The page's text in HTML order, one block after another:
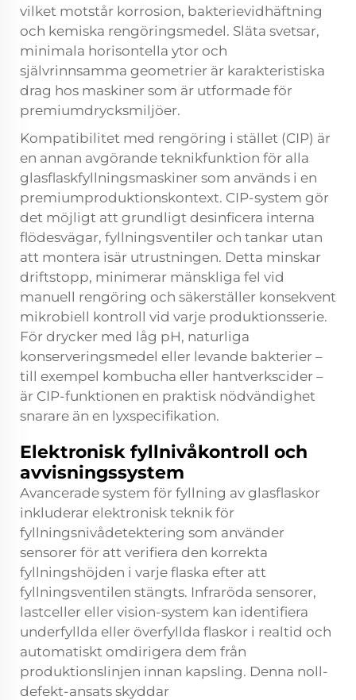
vilket motstår korrosion, bakterievidhäftning
och kemiska rengöringsmedel. Släta svetsar,
minimala horisontella ytor och
självrinnsamma geometrier är karakteristiska
drag hos maskiner som är utformade för
premiumdrycksmiljöer.
Kompatibilitet med rengöring i stället (CIP) är
en annan avgörande teknikfunktion för alla
glasflaskfyllningsmaskiner som används i en
premiumproduktionskontext. CIP-system gör
det möjligt att grundligt desinficera interna
flödesvägar, fyllningsventiler och tankar utan
att montera isär utrustningen. Detta minskar
driftstopp, minimerar mänskliga fel vid
manuell rengöring och säkerställer konsekvent
mikrobiell kontroll vid varje produktionsserie.
För drycker med låg pH, naturliga
konserveringsmedel eller levande bakterier –
till exempel kombucha eller hantverkscider –
är CIP-funktionen en praktisk nödvändighet
snarare än en lyxspecifikation.
Elektronisk fyllnivåkontroll och
avvisningssystem
Avancerade system för fyllning av glasflaskor
inkluderar elektronisk teknik för
fyllningsnivådetektering som använder
sensorer för att verifiera den korrekta
fyllningshöjden i varje flaska efter att
fyllningsventilen stängts. Infraröda sensorer,
lastceller eller vision-system kan identifiera
underfyllda eller överfyllda flaskor i realtid och
automatiskt omdirigera dem från
produktionslinjen innan kapsling. Denna noll-
defekt-ansats skyddar